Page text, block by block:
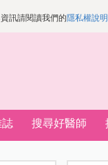
訊請閱讀我們的隱私權說明
搜尋好醫師